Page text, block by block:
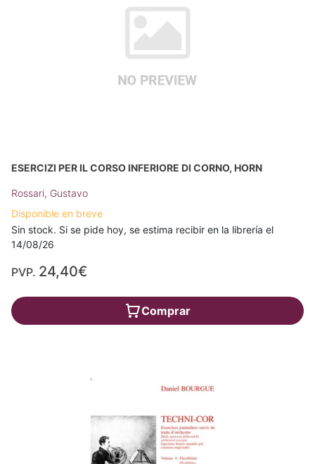
ESERCIZI PER IL CORSO INFERIORE DI CORNO, HORN
Rossari, Gustavo
Disponible en breve
Sin stock. Si se pide hoy, se estima recibir en la librería el
14/08/26
PVP. 24,40€
Comprar